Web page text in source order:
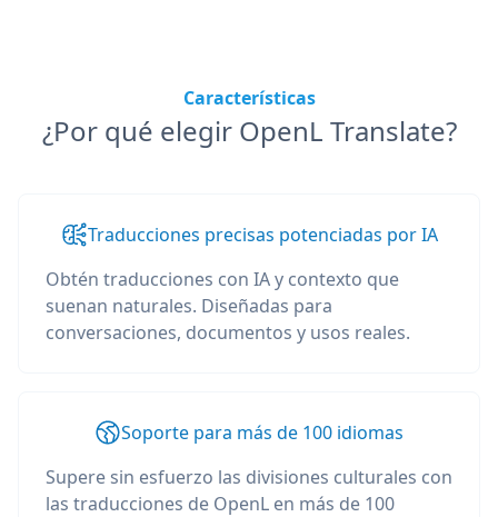
Características
¿Por qué elegir OpenL Translate?
Traducciones precisas potenciadas por IA
Obtén traducciones con IA y contexto que
suenan naturales. Diseñadas para
conversaciones, documentos y usos reales.
Soporte para más de 100 idiomas
Supere sin esfuerzo las divisiones culturales con
las traducciones de OpenL en más de 100